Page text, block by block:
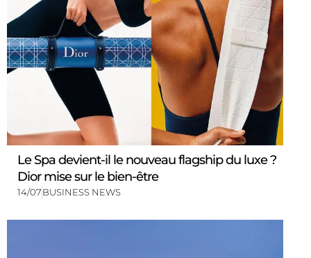
Le Spa devient-il le nouveau flagship du luxe ?
Dior mise sur le bien-être
14/07BUSINESS NEWS